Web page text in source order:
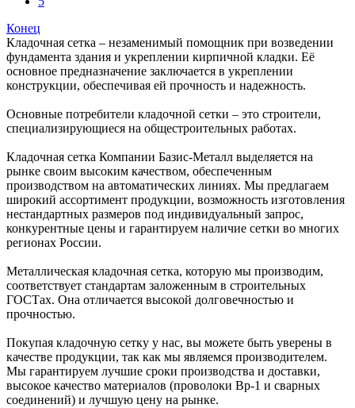
Конец
Кладочная сетка – незаменимый помощник при возведении
фундамента здания и укреплении кирпичной кладки. Её
основное предназначение заключается в укреплении
конструкции, обеспечивая ей прочность и надежность.
Основные потребители кладочной сетки – это строители,
специализирующиеся на общестроительных работах.
Кладочная сетка Компании Базис-Металл выделяется на
рынке своим высоким качеством, обеспеченным
производством на автоматических линиях. Мы предлагаем
широкий ассортимент продукции, возможность изготовления
нестандартных размеров под индивидуальный запрос,
конкурентные цены и гарантируем наличие сетки во многих
регионах России.
Металлическая кладочная сетка, которую мы производим,
соответствует стандартам заложенным в строительных
ГОСТах. Она отличается высокой долговечностью и
прочностью.
Покупая кладочную сетку у нас, вы можете быть уверены в
качестве продукции, так как мы являемся производителем.
Мы гарантируем лучшие сроки производства и доставки,
высокое качество материалов (проволоки Вр-1 и сварных
соединений) и лучшую цену на рынке.